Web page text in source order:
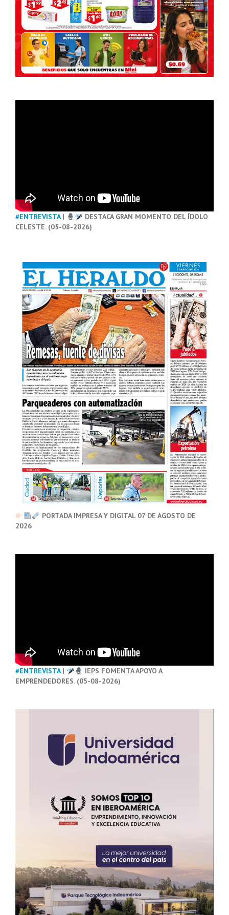
#ENTREVISTA|
DESTACA GRAN MOMENTO DEL ÍDOLO
CELESTE. (05-08-2026)
PORTADA IMPRESA Y DIGITAL 07 DE AGOSTO DE
2026
#ENTREVISTA|
IEPS FOMENTA APOYO A
EMPRENDEDORES. (05-08-2026)